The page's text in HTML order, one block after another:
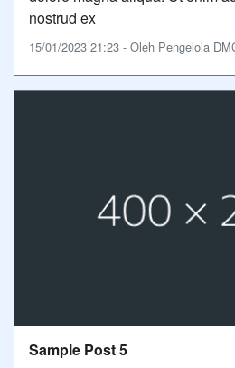
nostrud ex
15/01/2023 21:23 - Oleh Pengelola
Sample Post 5